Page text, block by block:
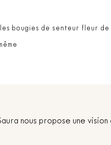
bougies de senteur fleur de
nous propose une